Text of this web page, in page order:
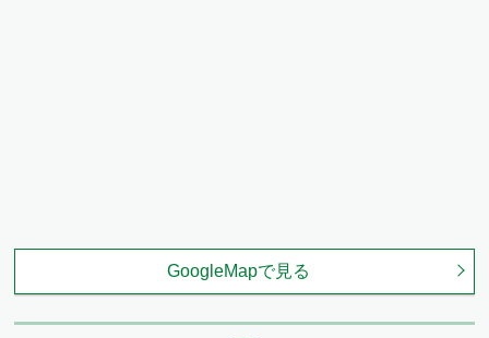
GoogleMapで見る